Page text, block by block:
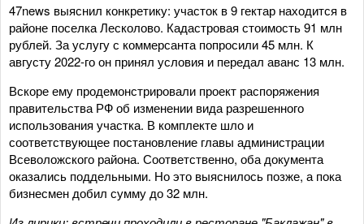
47news выяснил конкретику: участок в 9 гектар находится в
районе поселка Лесколово. Кадастровая стоимость 91 млн
рублей. За услугу с коммерсанта попросили 45 млн. К
августу 2022-го он принял условия и передал аванс 13 млн.
Вскоре ему продемонстрировали проект распоряжения
правительства РФ об изменении вида разрешенного
использования участка. В комплекте шло и
соответствующее постановление главы администрации
Всеволожского района. Соответственно, оба документа
оказались поддельными. Но это выяснилось позже, а пока
бизнесмен добил сумму до 32 млн.